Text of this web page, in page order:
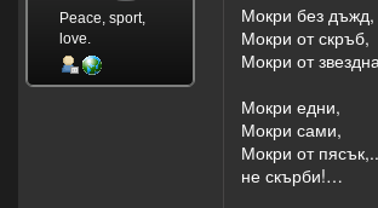
Peace, sport,
love.
Мокри без дъжд,
Мокри от скръб,
Мокри от
Мокри едни,
Мокри сами,
Мокри от
не скърби!…